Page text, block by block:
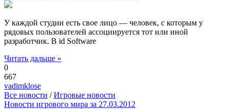
У каждой студии есть свое лицо — человек, с которым у
рядовых пользователей ассоциируется тот или иной
разработчик. В id Software
Читать дальше »
0
667
vadimklose
Все новости /Игровые новости
Новости игрового мира за 27.03.2012